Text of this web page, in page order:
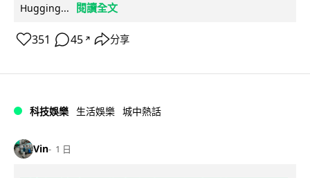
Hugging...
閱讀全文
351 45 ↗ 分享
科技娛樂 生活娛樂 城中熱話
Vin 1 日